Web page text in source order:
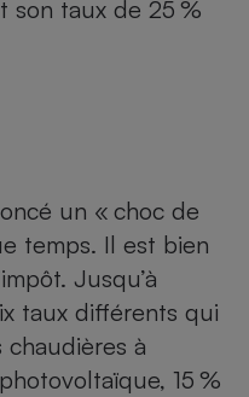
son taux de 25 %
un « choc de
temps. Il est bien
Jusqu’à
taux différents qui
chaudières à
15 %
Lave-linge
Radiateur électrique
Antimoustique